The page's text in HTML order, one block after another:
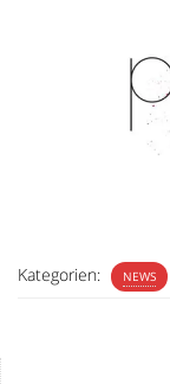
Kategorien: NEWS